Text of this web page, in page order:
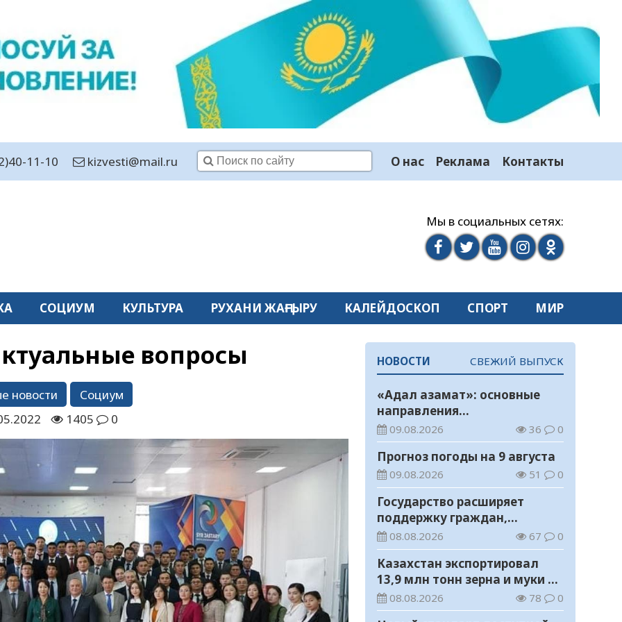
11-10 kizvesti@mail.ru О нас Реклама Контакты
Мы в социальных сетях:
СОЦИУМ КУЛЬТУРА РУХАНИ ЖАҢҒЫРУ КАЛЕЙДОСКОП СПОРТ МИР
вопросы
новости
Социум
1405 0
НОВОСТИ СВЕЖИЙ ВЫПУСК
«Адал азамат»: основные
направления
воспитательной работы в
новом учебном году
09.08.2026 36 0
Прогноз погоды на 9 августа
09.08.2026 51 0
Государство расширяет
поддержку граждан,
переезжающих в новые
регионы для работы
08.08.2026 67 0
Казахстан экспортировал
13,9 млн тонн зерна и муки в
зерновом эквиваленте
08.08.2026 78 0